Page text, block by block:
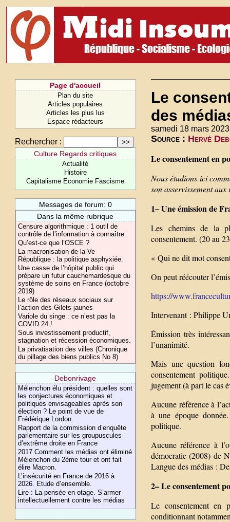
Page d'accueil
Plan du site
Articles populaires
Articles les plus lus
Espace rédacteurs
Rechercher :
Culture Regards critiques
Actualité
Histoire
Capitalisme Economie Fascisme
Messages de forum: 0
Dans la même rubrique
Censure algorithmique : 1 outil de
contrôle de l’information à connaître.
Qu’est-ce que l’OSCE ?
La macronisation de la Ve
République : la politique asphyxiée.
Une casse de l’hôpital public qui
prépare un futur cauchemardesque du
système de soins en France (octobre
2019)
Le rôle des réseaux sociaux sur
l’action des Gilets jaunes
Variole du singe : ce n’est pas la
COVID 24 !
Sous investissement productif,
stagnation et récession économiques.
La privatisation des villes (Chronique
du pillage des biens publics No 8)
Debonrivage
Mélenchon élu président : quelles sont
les conjectures économiques et
politiques envisageables après son
élection ? Le point de vue de
Frédérique Lordon.
Rapport de la commission d’enquête
parlementaire sur les groupuscules
d’extrême droite en France
2017 Comment les médias ont éliminé
Mélenchon du 2ème tour et ont fait
élire Macron.
L’insécurité en France de 2016 à
2026. Etude d’ensemble.
Lire : La pensée en otage. S’armer
intellectuellement contre les médias
Le
des
samedi 18 mars
Source : Hervé
Le consentement en
Nous étudions ici
son asservissement
1– Une émission de
Les chemins de la
consentement. (20 au
« Qui ne dit mot
On peut réécouter
https://
Intervenant : Philippe
Émission très
l’unanimité.
Mais une question
consentement
jugement (à part le cas
Aucune référence à
à une époque
politique.
Aucune référence à
démocratie (2008) de
Langue des médias :
2– Le consentement
Le consentement en
conditionnant